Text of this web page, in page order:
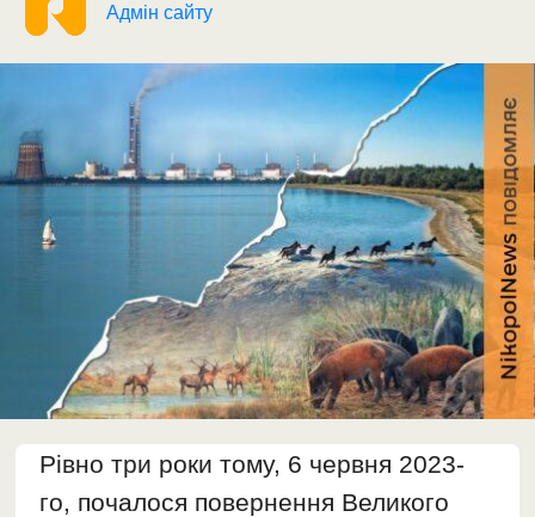
Адмін сайту
Рівно три роки тому, 6 червня 2023-
го, почалося повернення Великого